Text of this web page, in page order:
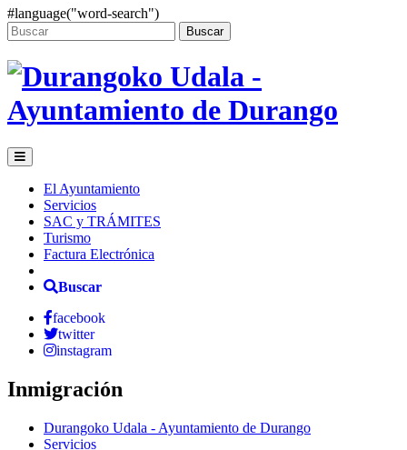
#language("word-search")
Buscar
El Ayuntamiento
Servicios
SAC y TRÁMITES
Turismo
Factura Electrónica
Buscar
facebook
twitter
instagram
Inmigración
Durangoko Udala - Ayuntamiento de Durango
Servicios